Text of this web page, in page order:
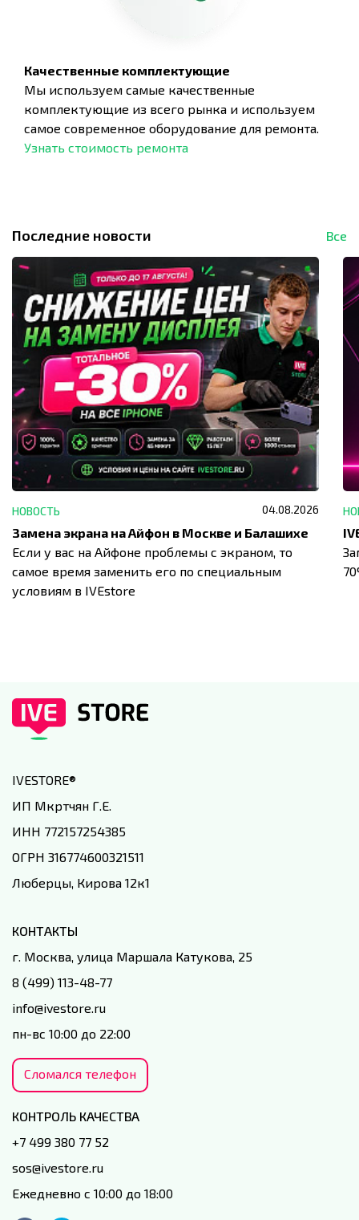
Качественные комплектующие
Мы используем самые качественные
комплектующие из всего рынка и используем
самое современное оборудование для ремонта.
Узнать стоимость ремонта
Последние новости Все
НОВОСТЬ 04.08.2026
Замена экрана на Айфон в Москве и Балашихе
Если у вас на Айфоне проблемы с экраном, то
самое время заменить его по специальным
условиям в IVEstore
IVESTORE®
ИП Мкртчян Г.Е.
ИНН 772157254385
ОГРН 316774600321511
Люберцы, Кирова 12к1
КОНТАКТЫ
г. Москва, улица Маршала Катукова, 25
8 (499) 113-48-77
info@ivestore.ru
пн-вс 10:00 до 22:00
Сломался телефон
КОНТРОЛЬ КАЧЕСТВА
+7 499 380 77 52
sos@ivestore.ru
Ежедневно с 10:00 до 18:00